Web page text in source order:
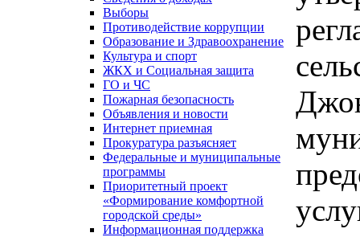
Выборы
Противодействие коррупции
Образование и Здравоохранение
Культура и спорт
ЖКХ и Социальная защита
ГО и ЧС
Пожарная безопасность
Объявления и новости
Интернет приемная
Прокуратура разъясняет
Федеральные и муниципальные
программы
Приоритетный проект
«Формирование комфортной
городской среды»
Информационная поддержка